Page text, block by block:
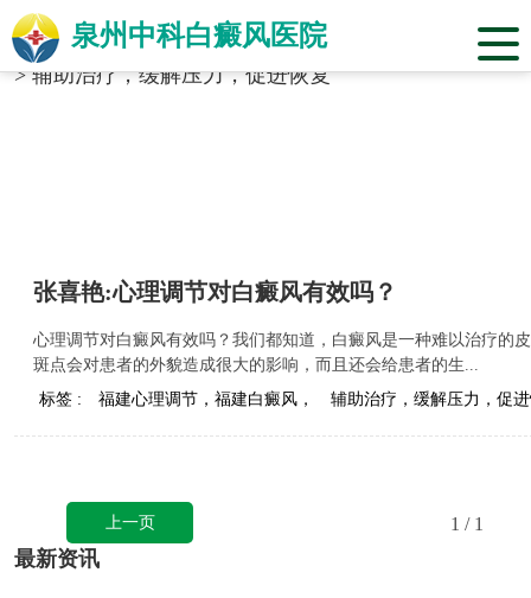
泉州中科白癜风医院
当前位置：福建省泉州市中科白癜风医院
标签合辑
>辅助治疗，缓解压力，促进恢复
张喜艳:心理调节对白癜风有效吗？
心理调节对白癜风有效吗？我们都知道，白癜风是一种难以治疗的
斑点会对患者的外貌造成很大的影响，而且还会给患者的生...
标签 :
福建心理调节，福建白癜风， 辅助治疗，缓解压力，促
上一页 1 / 1
最新资讯